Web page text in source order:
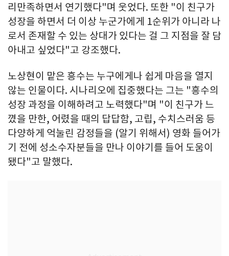
리만족하면서 연기했다"며 웃었다. 또한 "이 친구가
성장을 하면서 더 이상 누군가에게 1순위가 아니라 나
로서 존재할 수 있는 상대가 있다는 걸 그 지점을 잘 담
아내고 싶었다"고 강조했다.
노상현이 맡은 흥수는 누구에게나 쉽게 마음을 열지
않는 인물이다. 시나리오에 집중했다는 그는 "흥수의
성장 과정을 이해하려고 노력했다"며 "이 친구가 느
꼈을 만한, 어렸을 때의 답답함, 고립, 수치스러움 등
다양하게 억눌린 감정들을 (알기 위해서) 영화 들어가
기 전에 성소수자분들을 만나 이야기를 들어 도움이
됐다"고 말했다.